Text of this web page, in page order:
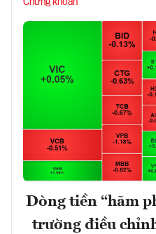
Chứng khoán
Dòng tiền “hãm
trường điều